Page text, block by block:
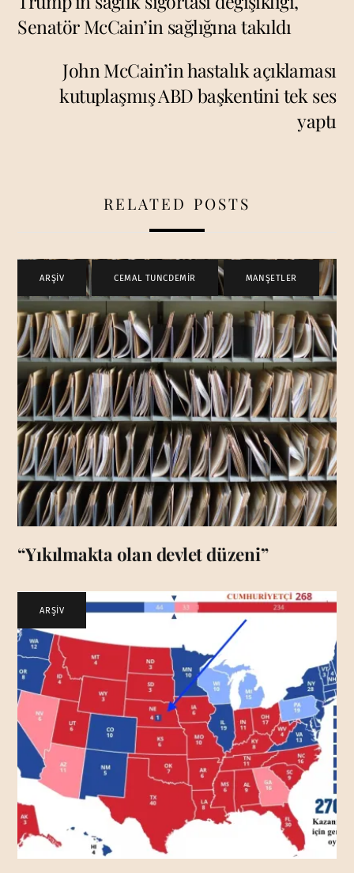
Senatör McCain’in sağlığına takıldı
John McCain’in hastalık açıklaması
kutuplaşmış ABD başkentini tek ses
yaptı
RELATED POSTS
ARŞİV CEMAL TUNCDEMİR , MANŞETLER
“Yıkılmakta olan devlet düzeni”
ARŞİV